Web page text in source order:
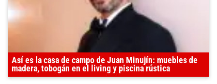
Así es la casa de campo de Juan Minujín: muebles de
madera, tobogán en el living y piscina rústica